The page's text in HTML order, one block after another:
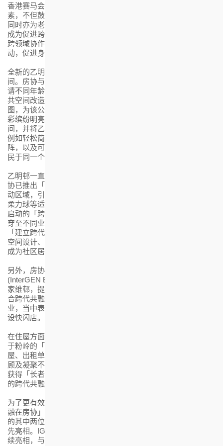
香港赛马会董事胡家骠表示：「新增的设施融合游戏与锻炼元
素，不但鼓励长者多做运动、积极参与社交，实践居家安老，
同时亦为老友记与小朋友提供更多互动的机会，展示了运动能
成为促进跨代互动、连系长者与社区的桥梁。马会将继续透过
跨领域协作，鼓励不同年龄层、背景及能力的市民参与体育活
动，促进身心健康，并借此凝聚社区。」
全新的乙明邨「跨代共融游乐空间」位于明耀楼对开的公共空
间。房协与理大赛马会社会创新设计院及非政府组织合作，邀
请不同年龄层居民分享他们对公共空间的愿景，为乙明邨的公
共空间改造及硬件装置提供意见，订立屋邨休憩空间设计蓝
图，为该公共空间进行大变身，经全新规划及设计后，成为色
彩缤纷明亮、集健体、游乐与社交功能于一身的跨代共融空
间，并将乙明邨的英文字JAT MIN化身成为部份运动健体设施，
例如轻松简单的手臂转动轮及漫步机，还有儿童弹跳床及绳网
阵，以及可以边踏单车边充电的健体单车等，鼓励不同年龄居
民于同一个地点一起游乐互动。
乙明邨一直是房协推动跨代共融的试点屋邨。早于2021年，房
协已推出「齐乐同行」计划，拨出公共空间设计成不同新兴运
动区域，引入北欧式健步径(Nordic Walk)、芬兰木棋(Molkky)及
柔力球等适合不同年龄层居民连系的健康游乐活动。是次全新
启动的「跨代共融在房协」计划，代表房协正式将跨代共融贯
穿至不同业务范畴。当中包括预计于2027年开幕全港首个以
「建立跨代生活圈」为主题的商场「启点」(KEyPoint)，将透过
空间设计、商户组合及多元化的活动，营造跨代同乐的氛围，
成为社区居民聚脚与交流的新地标。
另外，房协于去年推出的「跨代『商』连・青年创业计划」
(InterGEN Biz-net)，在辖下出租屋邨，包括北角健康村及红磡
家维邨，提供四间商舖予年轻人创业，鼓励他们将商业创意结
合跨代共融理念，实践创业梦想，并已于去年十一月陆续开
业，当中表现优秀的创业团队，日后更有机会进驻「启点」开
设快闪店。
在住屋方面，房协采用「综合发展模式」发展新项目，例如位
于粉岭的「乐岭都汇」专用安置屋邨项目，结合资助出售房
屋、出租单位及长者安居乐住屋，并设有商场及安老院舍，照
顾及凝聚不同年龄层的住屋与生活需要，去年更成为全港首个
获得「长者友善楼宇」认证的项目，实践「长、中、青、幼」
的跨代共融社区的好例证。
为了更有效传播「跨代共融」的讯息，房协特别设计「跨代共
融在房协」的三代同堂家庭(IG Family)吉祥物，六位家庭成员
的其中两位「嫲嫲」欢婶和「孙仔」乐乐亦于是次活动首次率
先亮相。IG Family成员将会于房协日后其他不同活动和计划陆
续亮相，与公众见面，一起推动跨代共融。